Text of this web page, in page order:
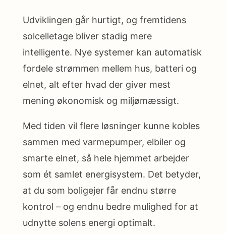
Udviklingen går hurtigt, og fremtidens
solcelletage bliver stadig mere
intelligente. Nye systemer kan automatisk
fordele strømmen mellem hus, batteri og
elnet, alt efter hvad der giver mest
mening økonomisk og miljømæssigt.
Med tiden vil flere løsninger kunne kobles
sammen med varmepumper, elbiler og
smarte elnet, så hele hjemmet arbejder
som ét samlet energisystem. Det betyder,
at du som boligejer får endnu større
kontrol – og endnu bedre mulighed for at
udnytte solens energi optimalt.